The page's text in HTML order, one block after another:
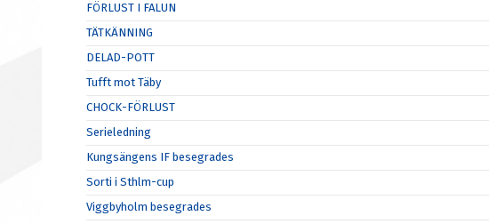
FÖRLUST I FALUN
TÄTKÄNNING
DELAD-POTT
Tufft mot Täby
CHOCK-FÖRLUST
Serieledning
Kungsängens IF besegrades
Sorti i Sthlm-cup
Viggbyholm besegrades